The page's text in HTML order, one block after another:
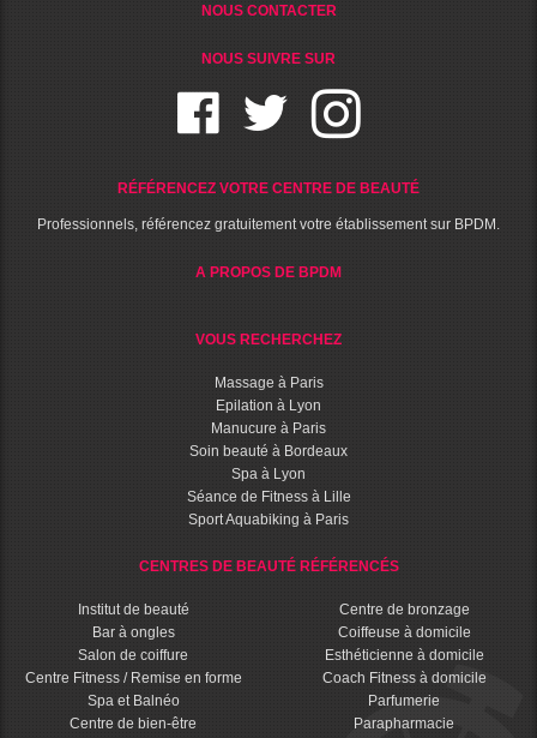
NOUS CONTACTER
NOUS SUIVRE SUR
RÉFÉRENCEZ VOTRE CENTRE DE BEAUTÉ
Professionnels, référencez gratuitement votre établissement sur BPDM.
A PROPOS DE BPDM
VOUS RECHERCHEZ
Massage à Paris
Epilation à Lyon
Manucure à Paris
Soin beauté à Bordeaux
Spa à Lyon
Séance de Fitness à Lille
Sport Aquabiking à Paris
CENTRES DE BEAUTÉ RÉFÉRENCÉS
Institut de beauté
Bar à ongles
Salon de coiffure
Centre Fitness / Remise en forme
Spa et Balnéo
Centre de bien-être
Centre de bronzage
Coiffeuse à domicile
Esthéticienne à domicile
Coach Fitness à domicile
Parfumerie
Parapharmacie